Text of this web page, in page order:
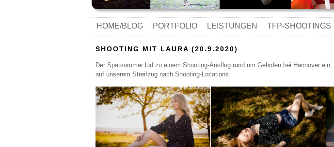
HOME/BLOG PORTFOLIO LEISTUNGEN TFP-SHOOTINGS
SHOOTING MIT LAURA (20.9.2020)
Der Spätsommer lud zu einem Shooting-Ausflug rund um Gehrden bei Hannover
auf unserem Streifzug nach Shooting-Locations.